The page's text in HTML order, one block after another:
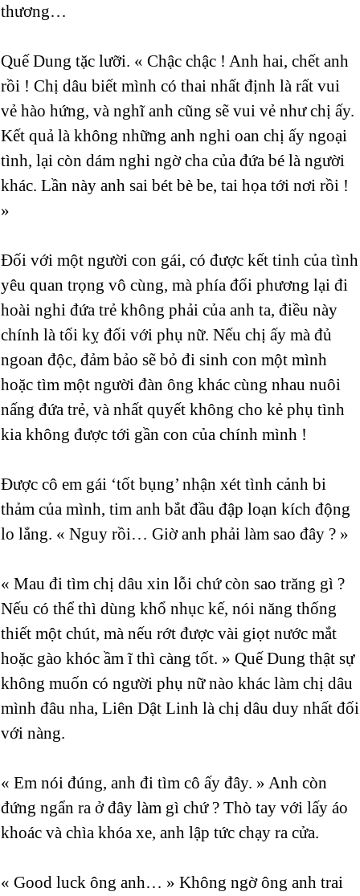
thương…
Quế Dung tặc lưỡi. « Chậc chậc ! Anh hai, chết anh
rồi ! Chị dâu biết mình có thai nhất định là rất vui
vẻ hào hứng, và nghĩ anh cũng sẽ vui vẻ như chị ấy.
Kết quả là không những anh nghi oan chị ấy ngoại
tình, lại còn dám nghi ngờ cha của đứa bé là người
khác. Lần này anh sai bét bè be, tai họa tới nơi rồi !
»
Đối với một người con gái, có được kết tinh của tình
yêu quan trọng vô cùng, mà phía đối phương lại đi
hoài nghi đứa trẻ không phải của anh ta, điều này
chính là tối kỵ đối với phụ nữ. Nếu chị ấy mà đủ
ngoan độc, đảm bảo sẽ bỏ đi sinh con một mình
hoặc tìm một người đàn ông khác cùng nhau nuôi
nấng đứa trẻ, và nhất quyết không cho kẻ phụ tình
kia không được tới gần con của chính mình !
Được cô em gái ‘tốt bụng’ nhận xét tình cảnh bi
thảm của mình, tim anh bắt đầu đập loạn kích động
lo lắng. « Nguy rồi… Giờ anh phải làm sao đây ? »
« Mau đi tìm chị dâu xin lỗi chứ còn sao trăng gì ?
Nếu có thể thì dùng khổ nhục kế, nói năng thống
thiết một chút, mà nếu rớt được vài giọt nước mắt
hoặc gào khóc ầm ĩ thì càng tốt. » Quế Dung thật sự
không muốn có người phụ nữ nào khác làm chị dâu
mình đâu nha, Liên Dật Linh là chị dâu duy nhất đối
với nàng.
« Em nói đúng, anh đi tìm cô ấy đây. » Anh còn
đứng ngẩn ra ở đây làm gì chứ ? Thò tay với lấy áo
khoác và chìa khóa xe, anh lập tức chạy ra cửa.
« Good luck ông anh… » Không ngờ ông anh trai